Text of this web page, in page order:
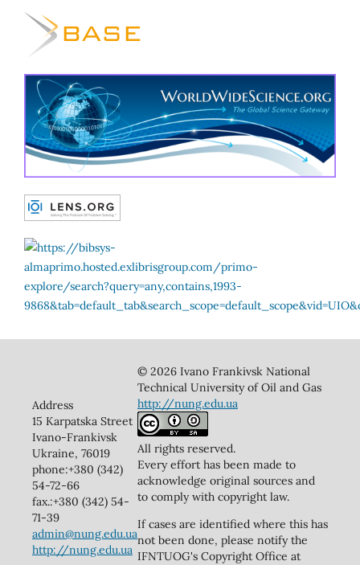
Address
15 Karpatska Street
Ivano-Frankivsk
Ukraine, 76019
phone:+380 (342)
54-72-66
fax.:+380 (342) 54-
71-39
admin@nung.edu.ua
http://nung.edu.ua
© 2026 Ivano Frankivsk National
Technical University of Oil and Gas
http://nung.edu.ua
All rights reserved.
Every effort has been made to
acknowledge original sources and
to comply with copyright law.
If cases are identified where this has
not been done, please notify the
IFNTUOG's Copyright Office at